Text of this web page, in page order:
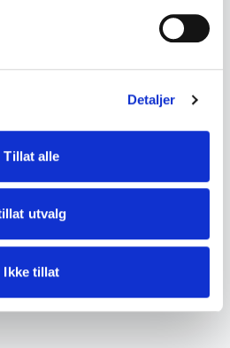
Detaljer
Tillat alle
utvalg
Ikke tillat
patina og lette